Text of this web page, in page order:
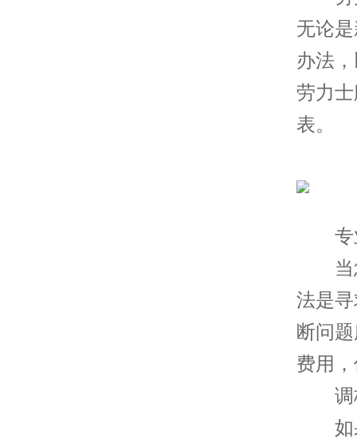
无论
办法
劳力
表。
专
当您
法是
断问
费用
调
如果